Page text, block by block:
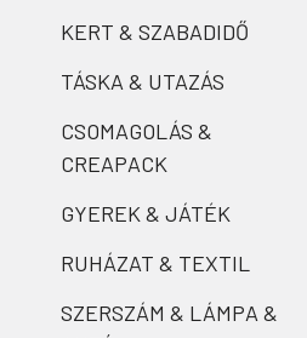
KERT & SZABADIDŐ
TÁSKA & UTAZÁS
CSOMAGOLÁS &
CREAPACK
GYEREK & JÁTÉK
RUHÁZAT & TEXTIL
SZERSZÁM & LÁMPA &